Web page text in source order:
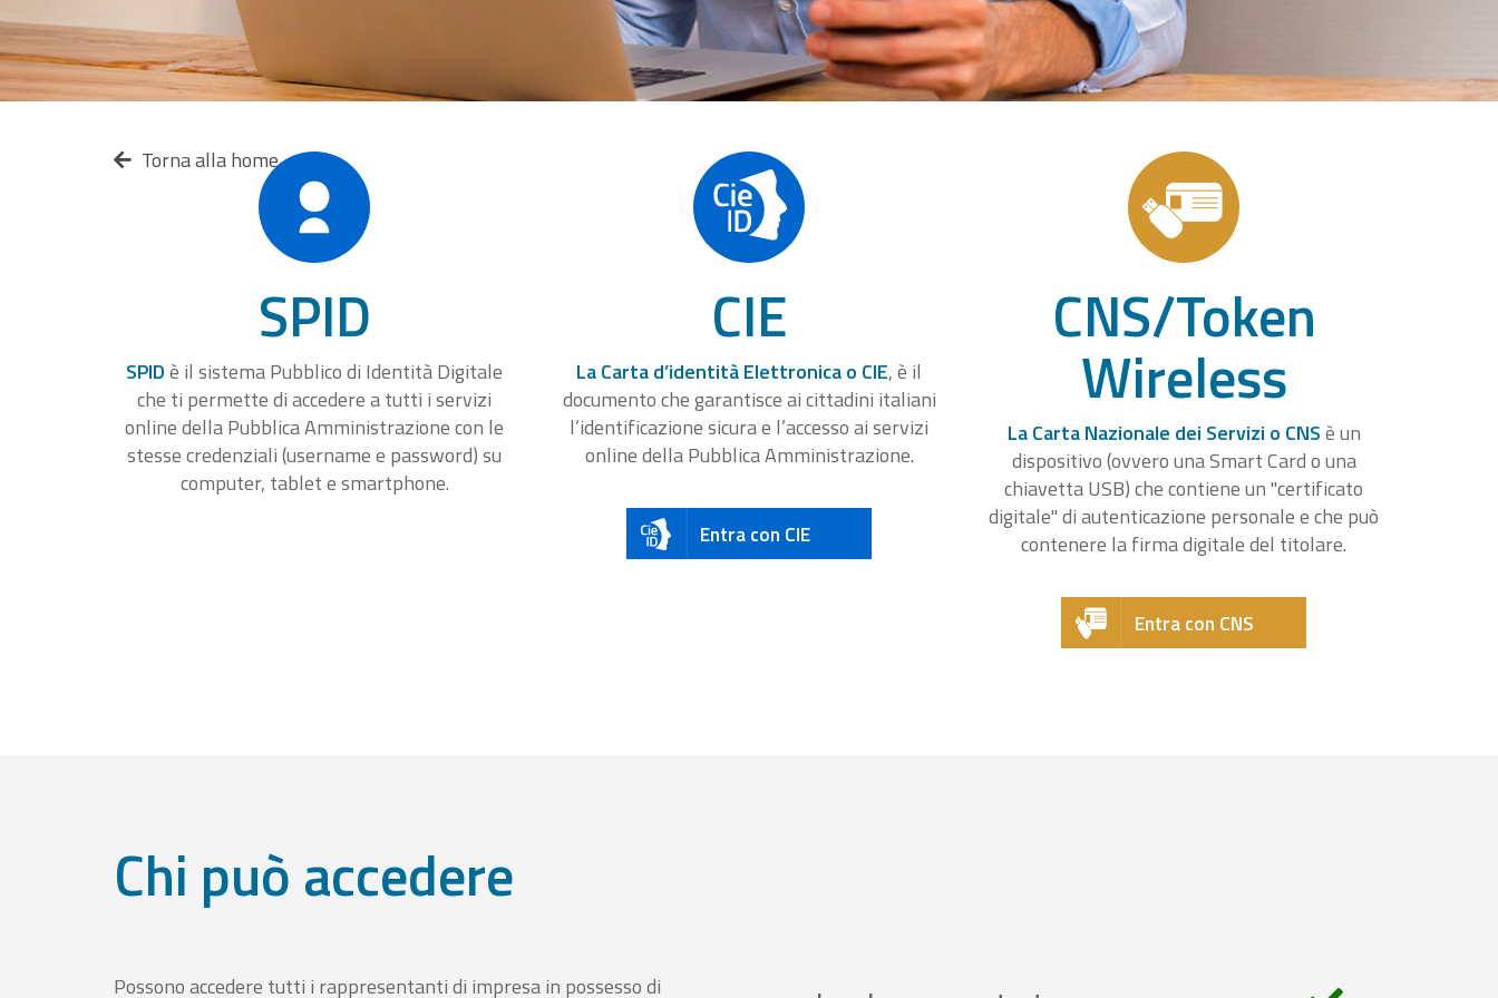
Torna alla home
SPID
SPIDè il sistema Pubblico di Identità Digitale
che ti permette di accedere a tutti i servizi
online della Pubblica Amministrazione con le
stesse credenziali (username e password) su
computer, tablet e smartphone.
CIE
La Carta d’identità Elettronica o CIE, è il
documento che garantisce ai cittadini italiani
l’identificazione sicura e l’accesso ai servizi
online della Pubblica Amministrazione.
Entra con CIE
CNS/Token
Wireless
La Carta Nazionale dei Servizi o CNSè un
dispositivo (ovvero una Smart Card o una
chiavetta USB) che contiene un "certificato
digitale" di autenticazione personale e che può
contenere la firma digitale del titolare.
Entra con CNS
Chi può accedere
Possono accedere tutti i rappresentanti di impresa in possesso di